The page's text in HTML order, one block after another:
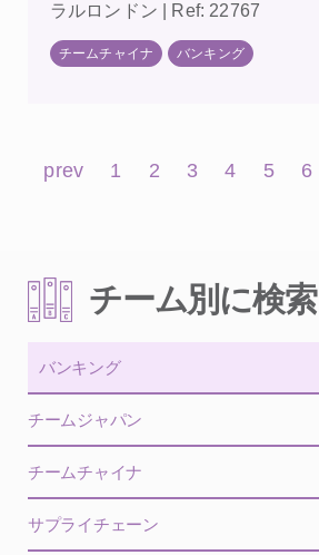
ラルロンドン | Ref: 22767
チームチャイナ バンキング
prev 1 2 3 4 5 6
チーム別に検索
バンキング
チームジャパン
チームチャイナ
サプライチェーン